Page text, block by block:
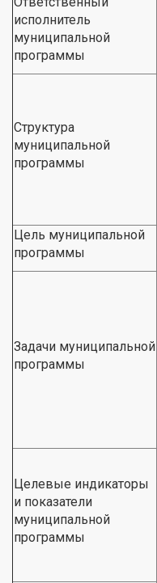
исполнитель
муниципальной
программы
Структура
муниципальной
программы
Цель муниципальной
программы
Задачи муниципальной
программы
Целевые индикаторы
и показатели
муниципальной
программы